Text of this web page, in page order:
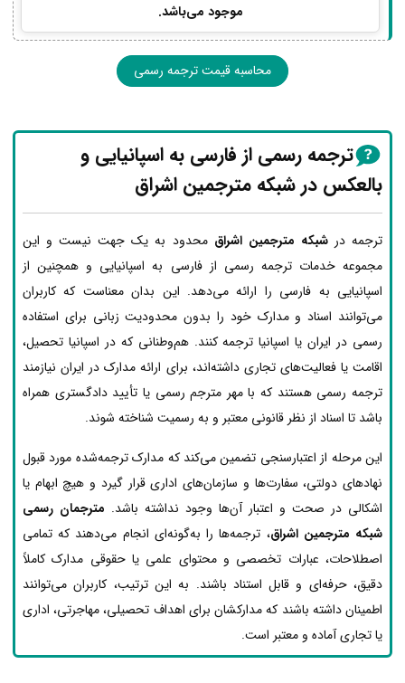
موجود می‌باشد.
محاسبه قیمت ترجمه رسمی
ترجمه رسمی از فارسی به اسپانیایی و
بالعکس در شبکه مترجمین اشراق
ترجمه درشبکه مترجمین اشراق محدود به یک جهت نیست و این
مجموعه خدمات ترجمه رسمی از فارسی به اسپانیایی و همچنین از
اسپانیایی به فارسی را ارائه می‌دهد. این بدان معناست که کاربران
می‌توانند اسناد و مدارک خود را بدون محدودیت زبانی برای استفاده
رسمی در ایران یا اسپانیا ترجمه کنند. هم‌وطنانی که در اسپانیا تحصیل،
اقامت یا فعالیت‌های تجاری داشته‌اند، برای ارائه مدارک در ایران نیازمند
ترجمه رسمی هستند که با مهر مترجم رسمی یا تأیید دادگستری همراه
باشد تا اسناد از نظر قانونی معتبر و به رسمیت شناخته شوند.
این مرحله از اعتبارسنجی تضمین می‌کند که مدارک ترجمه‌شده مورد قبول
نهادهای دولتی، سفارت‌ها و سازمان‌های اداری قرار گیرد و هیچ ابهام یا
اشکالی در صحت و اعتبار آن‌ها وجود نداشته باشد. مترجمان رسمی
شبکه مترجمین اشراق، ترجمه‌ها را به‌گونه‌ای انجام می‌دهند که تمامی
اصطلاحات، عبارات تخصصی و محتوای علمی یا حقوقی مدارک کاملاً
دقیق، حرفه‌ای و قابل استناد باشند. به این ترتیب، کاربران می‌توانند
اطمینان داشته باشند که مدارکشان برای اهداف تحصیلی، مهاجرتی، اداری
یا تجاری آماده و معتبر است.